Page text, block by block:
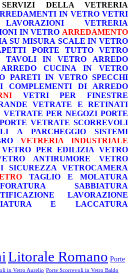
SERVIZI DELLA VETRERIA
IN VETRO VETRI
LAVORAZIONI
VETRERIA
IN VETRO ARREDAMENTO
SU MISURA SCALE IN VETRO
PORTE TUTTO VETRO
TAVOLI IN VETRO
ARREDO
ARREDO CUCINA IN VETRO
PARETI IN VETRO SPECCHI
COMPLEMENTI DI ARREDO
VETRI PER FINESTRE
VETRATE E RETINATI
VETRATE PER NEGOZI PORTE
PORTE VETRATE SCORREVOLI
A PARCHEGGIO
SISTEMI
VETRERIA INDUSTRIALE
VETRO PER EDILIZIA VETRO
ANTIRUMORE
VETRO
SICUREZZA
VETROCAMERA
TAGLIO E MOLATURA
FORATURA
SABBIATURA
LAVORAZIONE
E LACCATURA
Litorale Romano Porte
in Vetro Aurelio Porte Scorrevoli in Vetro Baldo